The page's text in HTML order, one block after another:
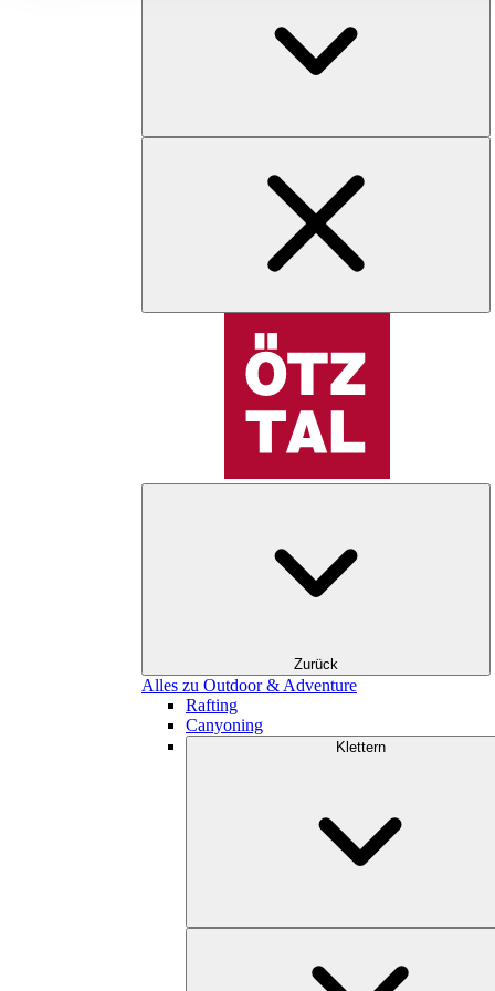
Zurück
Alles zu Outdoor & Adventure
Rafting
Canyoning
Klettern